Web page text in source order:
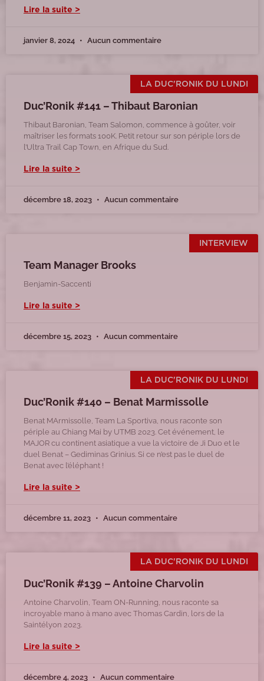
Lire la suite >
janvier 8, 2024 Aucun commentaire
LA DUC'RONIK DU LUNDI
Duc’Ronik #141 – Thibaut Baronian
Thibaut Baronian, Team Salomon, commence à goûter, voir
maîtriser les formats 100K. Petit retour sur son périple lors de
l’Ultra Trail Cap Town, en Afrique du Sud.
Lire la suite >
décembre 18, 2023 Aucun commentaire
INTERVIEW
Team Manager Brooks
Benjamin-Saccenti
Lire la suite >
décembre 15, 2023 Aucun commentaire
LA DUC'RONIK DU LUNDI
Duc’Ronik #140 – Benat Marmissolle
Benat MArmissolle, Team La Sportiva, nous raconte son
périple au Chiang Mai by UTMB 2023. Cet événement, le
MAJOR cu continent asiatique a vue la victoire de Ji Duo et le
duel Benat – Gediminas Grinius. Si ce n’est pas le duel de
Benat avec l’éléphant !
Lire la suite >
décembre 11, 2023 Aucun commentaire
LA DUC'RONIK DU LUNDI
Duc’Ronik #139 – Antoine Charvolin
Antoine Charvolin, Team ON-Running, nous raconte sa
incroyable mano à mano avec Thomas Cardin, lors de la
Saintélyon 2023.
Lire la suite >
décembre 4, 2023 Aucun commentaire